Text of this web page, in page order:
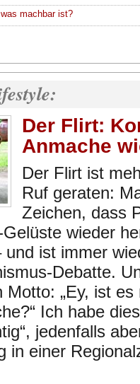
machbar ist?
Der Flirt:
Anmache
Der Flirt ist
Ruf geraten:
Zeichen, dass
wieder
ist immer
Debatte.
„Ey, ist
Ich habe
jedenfalls
in einer